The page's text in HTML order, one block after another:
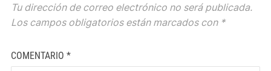
Tu dirección de correo electrónico no será publicada.
Los campos obligatorios están marcados con *
COMENTARIO *